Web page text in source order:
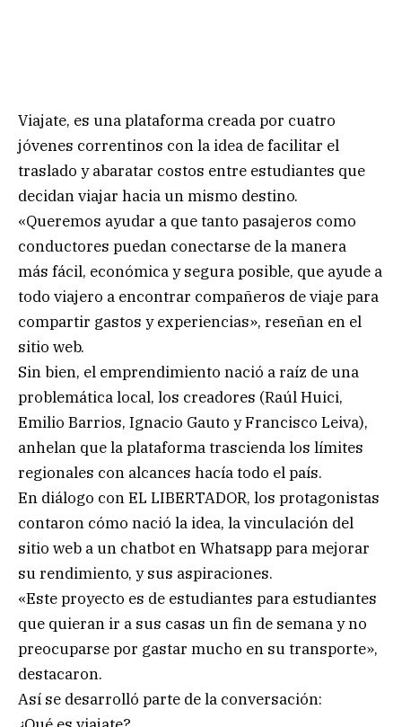
Viajate, es una plataforma creada por cuatro
jóvenes correntinos con la idea de facilitar el
traslado y abaratar costos entre estudiantes que
decidan viajar hacia un mismo destino.
«Queremos ayudar a que tanto pasajeros como
conductores puedan conectarse de la manera
más fácil, económica y segura posible, que ayude a
todo viajero a encontrar compañeros de viaje para
compartir gastos y experiencias», reseñan en el
sitio web.
Sin bien, el emprendimiento nació a raíz de una
problemática local, los creadores (Raúl Huici,
Emilio Barrios, Ignacio Gauto y Francisco Leiva),
anhelan que la plataforma trascienda los límites
regionales con alcances hacía todo el país.
En diálogo con EL LIBERTADOR, los protagonistas
contaron cómo nació la idea, la vinculación del
sitio web a un chatbot en Whatsapp para mejorar
su rendimiento, y sus aspiraciones.
«Este proyecto es de estudiantes para estudiantes
que quieran ir a sus casas un fin de semana y no
preocuparse por gastar mucho en su transporte»,
destacaron.
Así se desarrolló parte de la conversación: